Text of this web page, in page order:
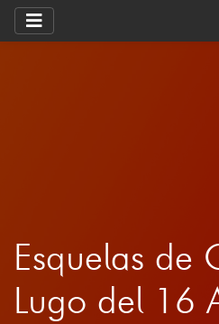
Esquelas de
Lugo del 16